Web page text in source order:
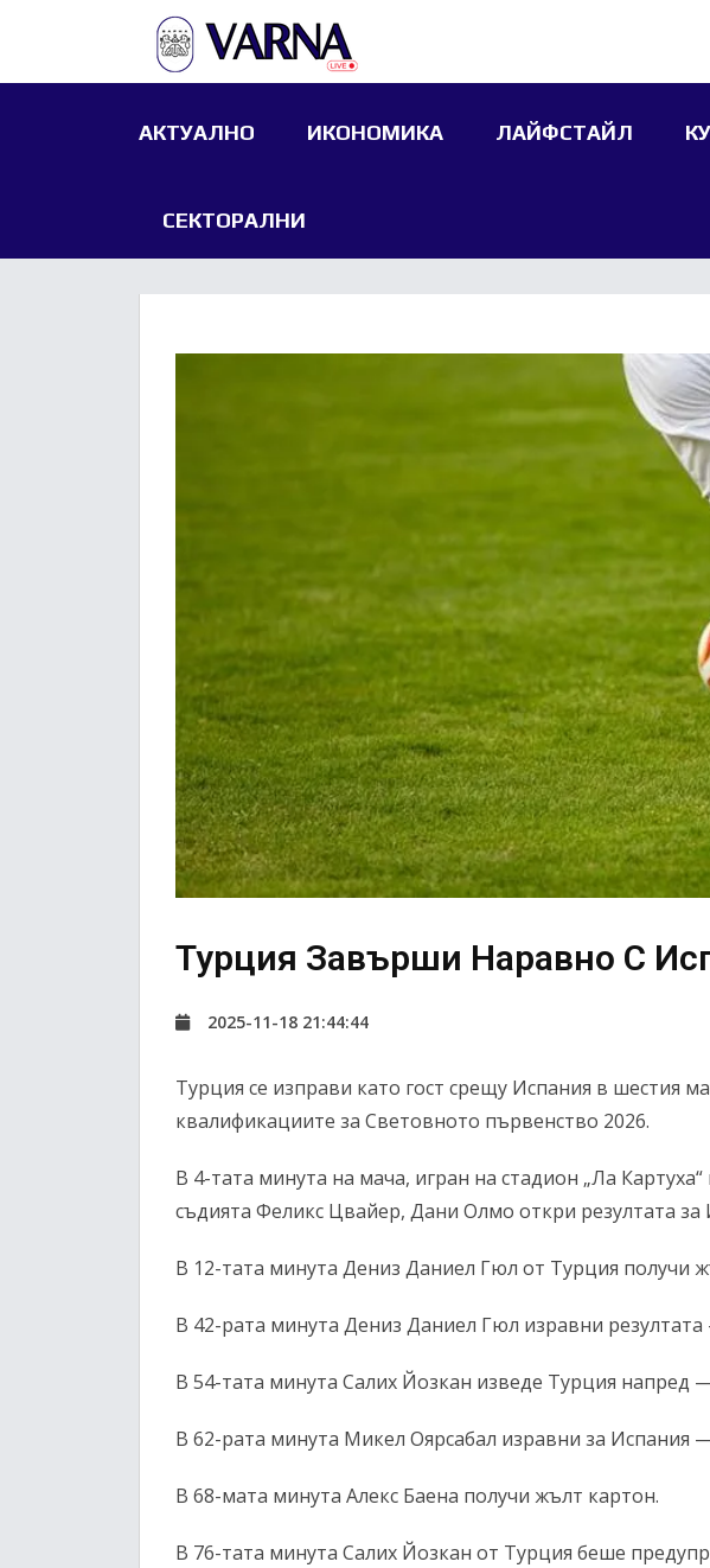
АКТУАЛНО ИКОНОМИКА ЛАЙФСТАЙЛ
СЕКТОРАЛНИ
Турция Завърши Наравно С
2025-11-18 21:44:44
Турция се изправи като гост срещу Испания в шестия
квалификациите за Световното първенство 2026.
В 4-тата минута на мача, игран на стадион „Ла
съдията Феликс Цвайер, Дани Олмо откри резултата за
В 12-тата минута Дениз Даниел Гюл от Турция получи
В 42-рата минута Дениз Даниел Гюл изравни резултата
В 54-тата минута Салих Йозкан изведе Турция напред
В 62-рата минута Микел Оярсабал изравни за Испания
В 68-мата минута Алекс Баена получи жълт картон.
В 76-тата минута Салих Йозкан от Турция беше